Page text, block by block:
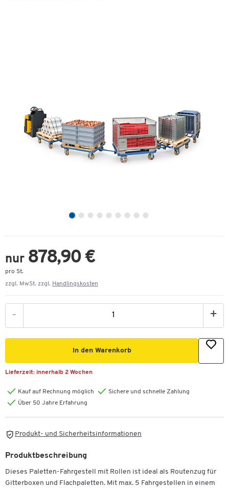
nur 878,90 €
pro St.
zzgl. MwSt. zzgl. Handlingskosten
- +
In den Warenkorb
Lieferzeit: innerhalb 2 Wochen
Kauf auf Rechnung möglich
Sichere und schnelle Zahlung
Über 50 Jahre Erfahrung
Produkt- und Sicherheitsinformationen
Produktbeschreibung
Dieses Paletten-Fahrgestell mit Rollen ist ideal als Routenzug für
Gitterboxen und Flachpaletten. Mit max. 5 Fahrgestellen in einem